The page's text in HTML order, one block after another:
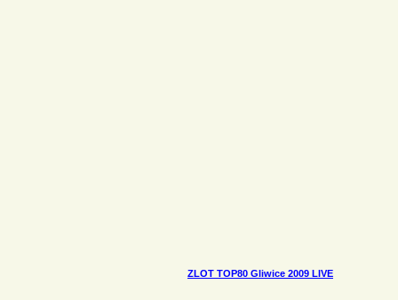
ZLOT TOP80 Gliwice 2009 LIVE